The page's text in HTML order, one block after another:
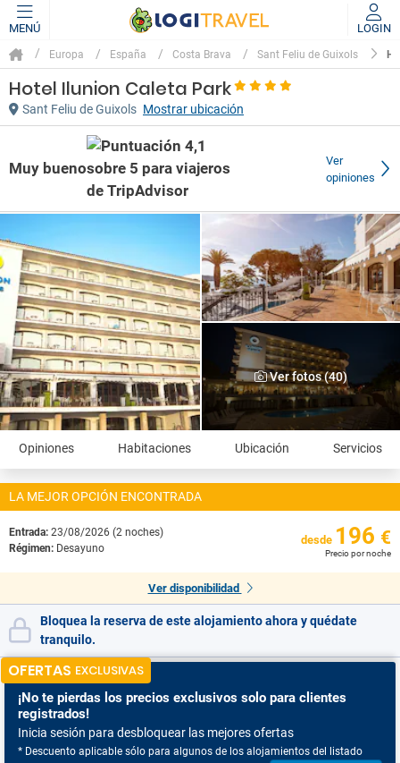
MENÚ LOGIN
Europa España Costa Brava Sant Feliu de Guixols
Hotel Ilunion Caleta Park
Sant Feliu de Guixols Mostrar ubicación
Muy bueno
Ver
opiniones
Ver fotos (40)
Opiniones Habitaciones Ubicación Servicios
LA MEJOR OPCIÓN ENCONTRADA
Entrada: 23/08/2026 (2 noches)
Régimen: Desayuno
desde 196 €
Precio por noche
Ver disponibilidad
Bloquea la reserva de este alojamiento ahora y quédate
tranquilo.
OFERTAS EXCLUSIVAS
¡No te pierdas los precios exclusivos solo para clientes
registrados!
Inicia sesión para desbloquear las mejores ofertas
* Descuento aplicable sólo para algunos de los alojamientos del listado